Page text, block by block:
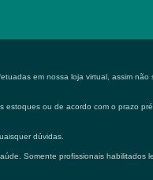
em nossa loja virtual, assim não
estoques ou de acordo com o prazo
dúvidas.
Somente profissionais habilitados